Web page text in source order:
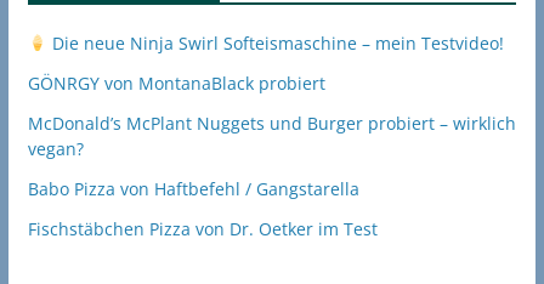
Die neue Ninja Swirl Softeismaschine – mein Testvideo!
GÖNRGY von MontanaBlack probiert
McDonald’s McPlant Nuggets und Burger probiert – wirklich
vegan?
Babo Pizza von Haftbefehl / Gangstarella
Fischstäbchen Pizza von Dr. Oetker im Test